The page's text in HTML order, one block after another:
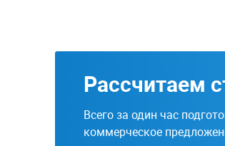
Рассчитаем
Всего за один час
коммерческое